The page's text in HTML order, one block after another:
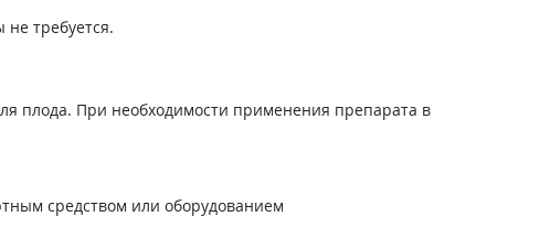
требуется.
плода. При необходимости применения препарата в
средством или оборудованием